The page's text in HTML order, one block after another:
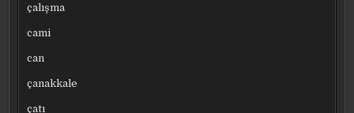
çalışma
cami
can
çanakkale
çatı